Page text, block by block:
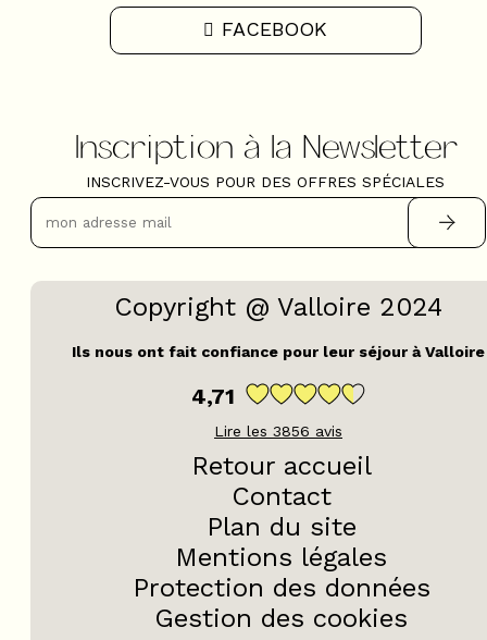
FACEBOOK
Inscription à la Newsletter
INSCRIVEZ-VOUS POUR DES OFFRES SPÉCIALES
Copyright @ Valloire 2024
Ils nous ont fait confiance pour leur séjour à Valloire
4,71
Lire les 3856 avis
Retour accueil
Contact
Plan du site
Mentions légales
Protection des données
Gestion des cookies